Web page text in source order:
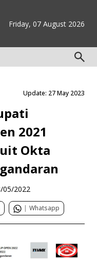
Friday, 07 August 2026
Update: 27 May 2023
2021
Okta
05/2022
| Whatsapp